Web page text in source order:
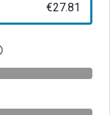
€27.81
Digitalen